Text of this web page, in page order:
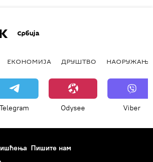
Србија
ЕКОНОМИЈА ДРУШТВО НАОРУЖАЊЕ
Telegram Odysee Viber
Пишите нам